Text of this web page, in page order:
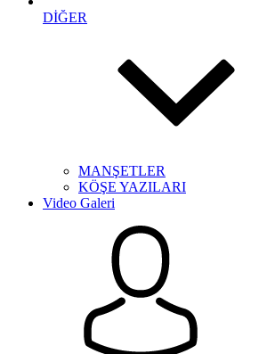
DİĞER
MANŞETLER
KÖŞE YAZILARI
Video Galeri